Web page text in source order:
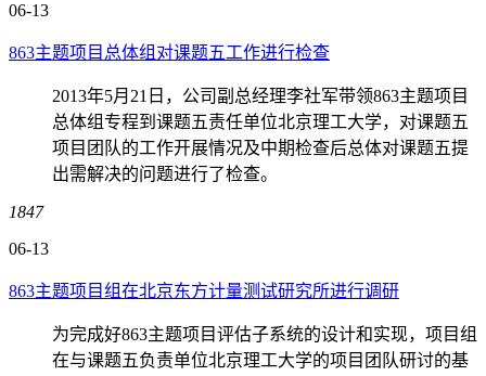
06-13
863主题项目总体组对课题五工作进行检查
2013年5月21日，公司副总经理李社军带领863主题项目
总体组专程到课题五责任单位北京理工大学，对课题五
项目团队的工作开展情况及中期检查后总体对课题五提
出需解决的问题进行了检查。
1847
06-13
863主题项目组在北京东方计量测试研究所进行调研
为完成好863主题项目评估子系统的设计和实现，项目组
在与课题五负责单位北京理工大学的项目团队研讨的基